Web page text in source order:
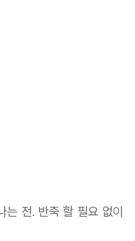
전. 반죽 할 필요 없이